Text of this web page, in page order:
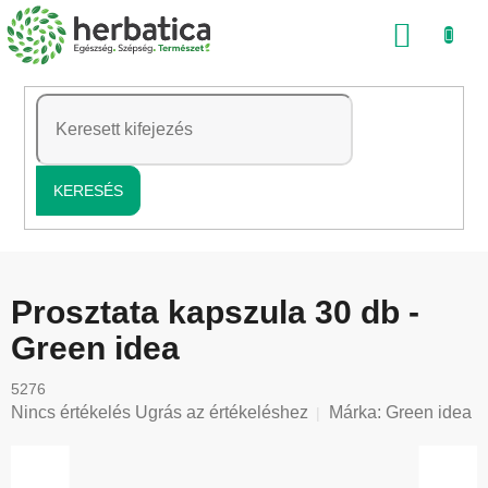
Ugrás
a
tartalomhoz
KERESÉS
Prosztata kapszula 30 db -
Green idea
5276
A
Nincs értékelés Ugrás az értékeléshez Márka: Green idea